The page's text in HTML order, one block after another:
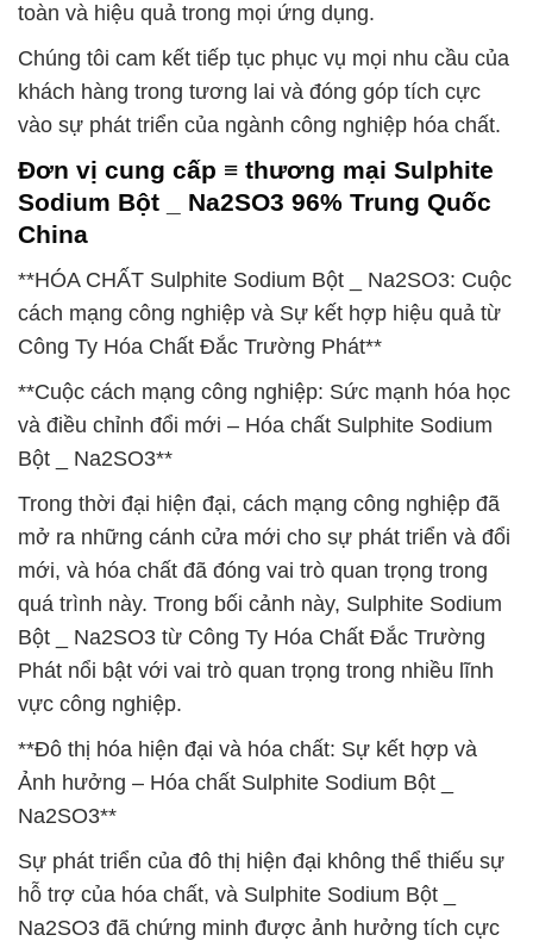
toàn và hiệu quả trong mọi ứng dụng.
Chúng tôi cam kết tiếp tục phục vụ mọi nhu cầu của
khách hàng trong tương lai và đóng góp tích cực
vào sự phát triển của ngành công nghiệp hóa chất.
Đơn vị cung cấp ≡ thương mại Sulphite
Sodium Bột _ Na2SO3 96% Trung Quốc
China
**HÓA CHẤT Sulphite Sodium Bột _ Na2SO3: Cuộc
cách mạng công nghiệp và Sự kết hợp hiệu quả từ
Công Ty Hóa Chất Đắc Trường Phát**
**Cuộc cách mạng công nghiệp: Sức mạnh hóa học
và điều chỉnh đổi mới – Hóa chất Sulphite Sodium
Bột _ Na2SO3**
Trong thời đại hiện đại, cách mạng công nghiệp đã
mở ra những cánh cửa mới cho sự phát triển và đổi
mới, và hóa chất đã đóng vai trò quan trọng trong
quá trình này. Trong bối cảnh này, Sulphite Sodium
Bột _ Na2SO3 từ Công Ty Hóa Chất Đắc Trường
Phát nổi bật với vai trò quan trọng trong nhiều lĩnh
vực công nghiệp.
**Đô thị hóa hiện đại và hóa chất: Sự kết hợp và
Ảnh hưởng – Hóa chất Sulphite Sodium Bột _
Na2SO3**
Sự phát triển của đô thị hiện đại không thể thiếu sự
hỗ trợ của hóa chất, và Sulphite Sodium Bột _
Na2SO3 đã chứng minh được ảnh hưởng tích cực